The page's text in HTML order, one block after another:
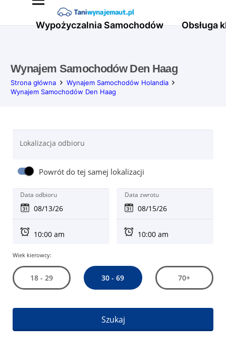
Wypożyczalnia Samochodów Obsługa
Wynajem Samochodów Den Haag
Strona główna
Wynajem Samochodów Holandia
Wynajem Samochodów Den Haag
Lokalizacja odbioru
Powrót do tej samej lokalizacji
Data odbioru Data zwrotu
Wiek kierowcy:
18 - 29 30 - 69 70+
Szukaj